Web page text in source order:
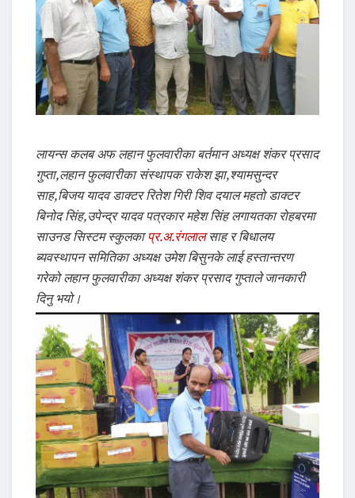
लायन्स कलब अफ लहान फुलवारीका बर्तमान अध्यक्ष शंकर प्रसाद
गुप्ता,लहान फुलवारीका संस्थापक राकेश झा,श्यामसुन्दर
साह,बिजय यादव डाक्टर रितेश गिरी शिव दयाल महतो डाक्टर
बिनोद सिंह,उपेन्द्र यादव पत्रकार महेश सिंह लगायतका रोहबरमा
साउनड सिस्टम स्कुलकाप्र.अ.रंगलालसाह र बिधालय
ब्यवस्थापन समितिका अध्यक्ष उमेश बिसुनके लाई हस्तान्तरण
गरेको लहान फुलवारीका अध्यक्ष शंकर प्रसाद गुप्ताले जानकारी
दिनु भयो।